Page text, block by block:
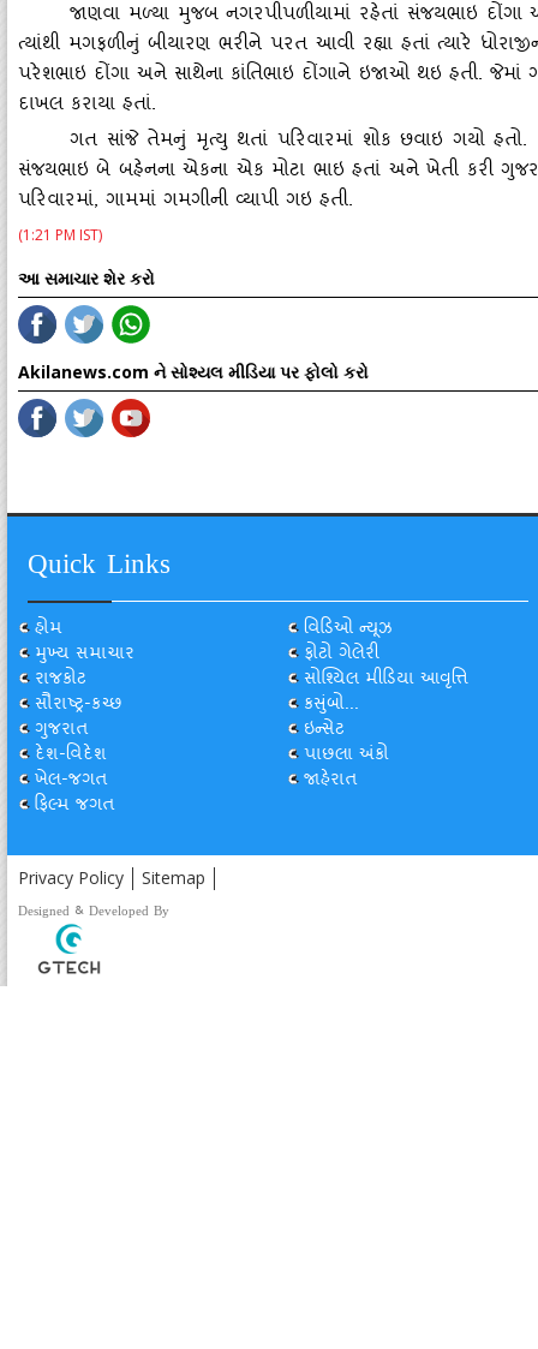
જાણવા મળ્‍યા મુજબ નગરપીપળીયામાં રહેતાં સંજયભાઇ દોંગા
ત્‍યાંથી મગફળીનું બીયારણ ભરીને પરત આવી રહ્યા હતાં ત્‍યારે
પરેશભાઇ દોંગા અને સાથેના કાંતિભાઇ દોંગાને ઇજાઓ થઇ હતી. જેમાં
દાખલ કરાયા હતાં.
ગત સાંજે તેમનું મૃત્‍યુ થતાં પરિવારમાં શોક છવાઇ ગયો હતો.
સંજયભાઇ બે બહેનના એકના એક મોટા ભાઇ હતાં અને ખેતી કરી
પરિવારમાં, ગામમાં ગમગીની વ્‍યાપી ગઇ હતી.
(1:21 PM IST)
આ સમાચાર શેર કરો
Akilanews.com ને સોશ્યલ મીડિયા પર ફોલો કરો
Quick Links
હોમ
મુખ્ય સમાચાર
રાજકોટ
સૌરાષ્ટ્ર-કચ્છ
ગુજરાત
દેશ-વિદેશ
ખેલ-જગત
ફિલ્મ જગત
વિડિઓ ન્યૂઝ
ફોટો ગેલેરી
સોશ્યિલ મીડિયા આવૃત્તિ
કસુંબો...
ઇન્સેટ
પાછલા અંકો
જાહેરાત
Privacy Policy Sitemap
Designed & Developed By